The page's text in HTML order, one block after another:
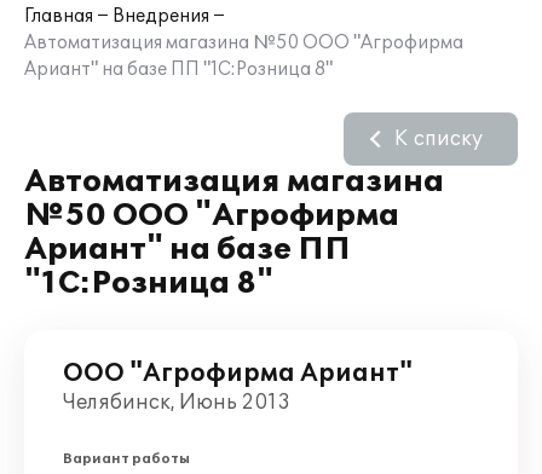
Главная
Внедрения
Автоматизация магазина №50 ООО "Агрофирма
Ариант" на базе ПП "1С:Розница 8"
Автоматизация магазина
№50 ООО "Агрофирма
Ариант" на базе ПП
"1С:Розница 8"
К списку
ООО "Агрофирма Ариант"
Челябинск, Июнь 2013
Вариант работы